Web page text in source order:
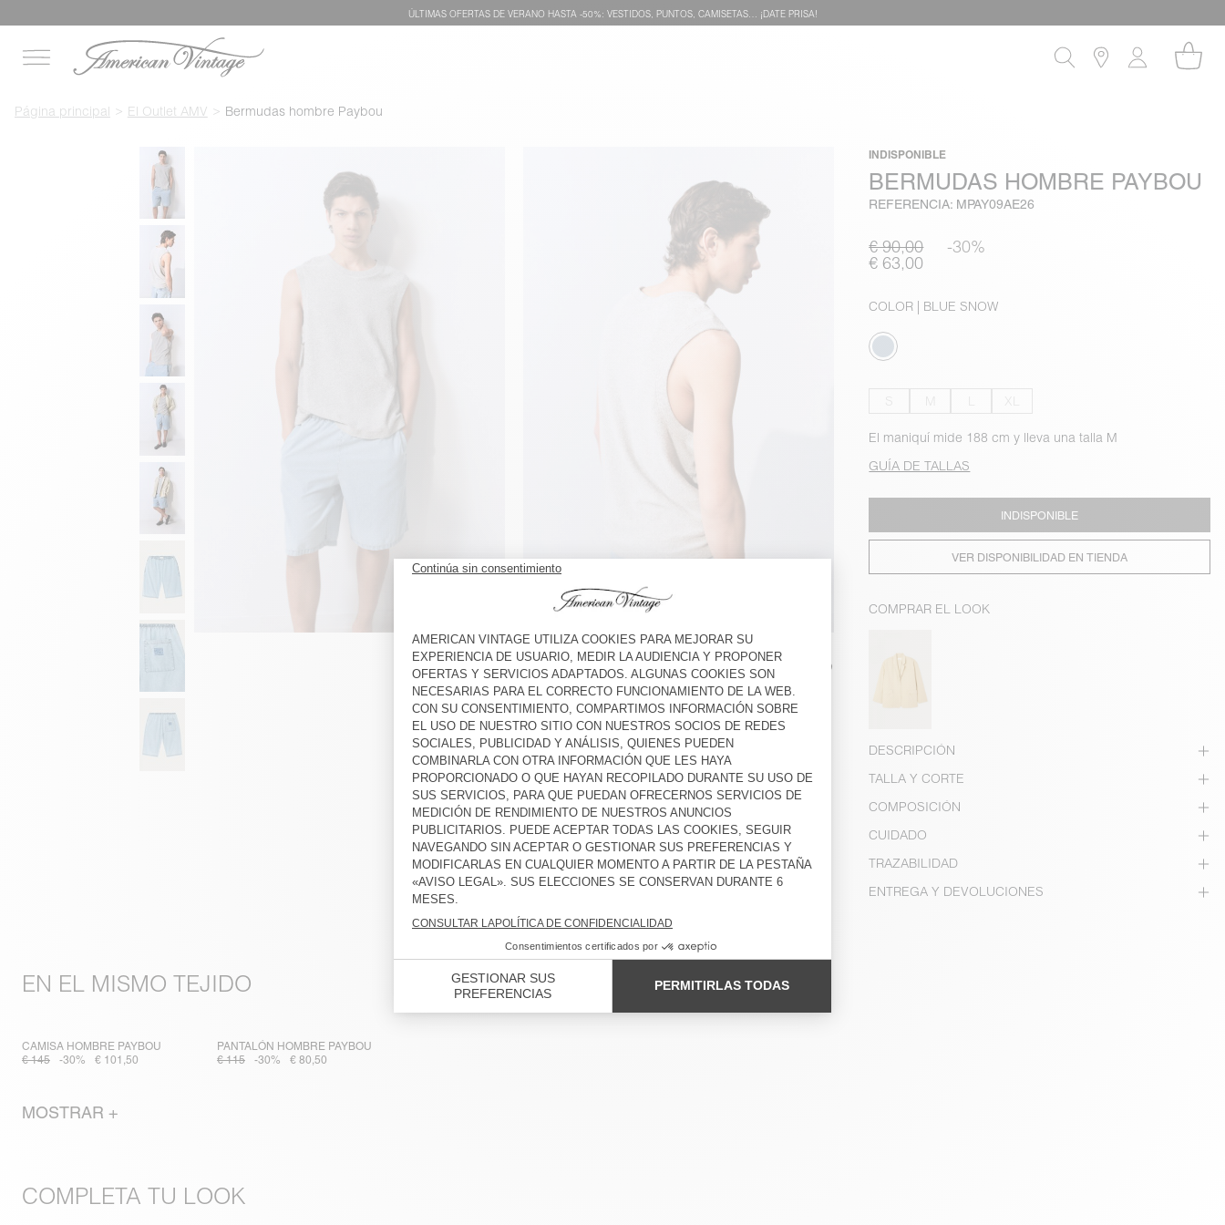
ÚLTIMAS OFERTAS DE VERANO HASTA -50%: VESTIDOS, PUNTOS, CAMISETAS… ¡DATE PRISA!
Página principal El Outlet AMV Bermudas hombre Paybou
INDISPONIBLE
BERMUDAS HOMBRE PAYBOU
REFERENCIA: MPAY09AE26
€ 90,00 -30%
€ 63,00
COLOR | BLUE SNOW
El maniquí mide 188 cm y lleva una talla M
GUÍA DE TALLAS
INDISPONIBLE
VER DISPONIBILIDAD EN TIENDA
COMPRAR EL LOOK
DESCRIPCIÓN
TALLA Y CORTE
COMPOSICIÓN
CUIDADO
TRAZABILIDAD
ENTREGA Y DEVOLUCIONES
EN EL MISMO TEJIDO
CAMISA HOMBRE PAYBOU
€ 145
-30% € 101,50
PANTALÓN HOMBRE PAYBOU
€ 115
-30% € 80,50
MOSTRAR +
COMPLETA TU LOOK